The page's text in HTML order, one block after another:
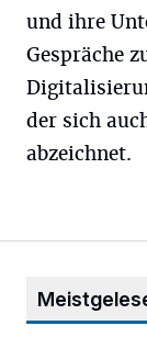
und ihre
Gespräche
der sich
abzeichnet.